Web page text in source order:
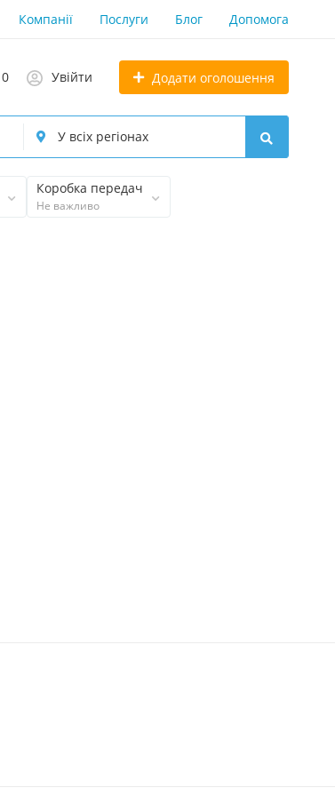
Компанії Послуги Блог Допомога
0 Увійти Додати оголошення
Коробка передач
Не важливо